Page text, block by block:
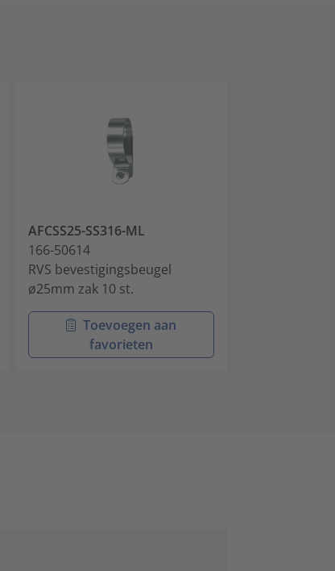
AFCSS25-SS316-ML
166-50614
RVS bevestigingsbeugel
ø25mm zak 10 st.
Toevoegen aan
favorieten